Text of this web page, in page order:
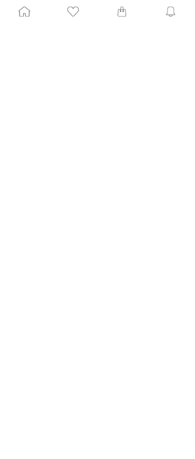
Retorno por arrependimento